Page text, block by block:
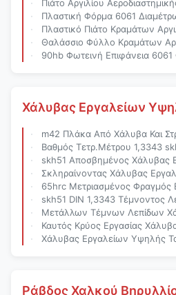
Πιάτο Αργιλίου Αεροδιαστημικής
Πλαστική Φόρμα 6061 Διαμέτρων
Πλαστικό Πιάτο Κραμάτων
Θαλάσσιο Φύλλο Κραμάτων
90hb Φωτεινή Επιφάνεια 6061
Χάλυβας Εργαλείων
m42 Πλάκα Από Χάλυβα Και Στρογγυλή
Βαθμός Τετρ.Μέτρου 1,3343 skh51 Χάλυβα Εργαλείων
skh51 Αποσβημένος Χάλυβας Εργαλείων
Σκληραίνοντας Χάλυβας Εργαλείων Υψηλής
65hrc Μετριασμένος Φραγμός Επιπέδων
skh51 DIN 1,3343 Τέμνοντος Λεπίδων Υψηλής
Μετάλλων Τέμνων Λεπίδων Χάλυβας Υψηλής Ταχύτητας
Καυτός Κρύος Εργασίας Χάλυβας Εργαλείων
Χάλυβας Εργαλείων Υψηλής Ταχύτητας
Ράβδος Χαλκού